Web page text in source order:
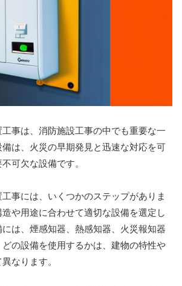
事は、消防施設工事の中でも重要な一
は、火災の早期発見と迅速な対応を可
可欠な設備です。
事には、いくつかのステップがありま
や用途に合わせて適切な設備を選定し
は、煙感知器、熱感知器、火災報知器
の設備を使用するかは、建物の特性や
なります。